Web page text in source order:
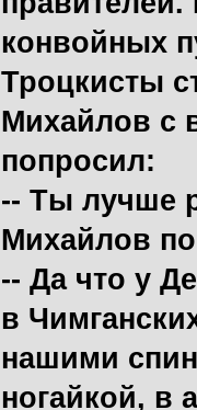
конвойных
Троцкисты
Михайлов с
попросил:
-- Ты лучше
Михайлов
-- Да что у
в
нашими
ногайкой, в